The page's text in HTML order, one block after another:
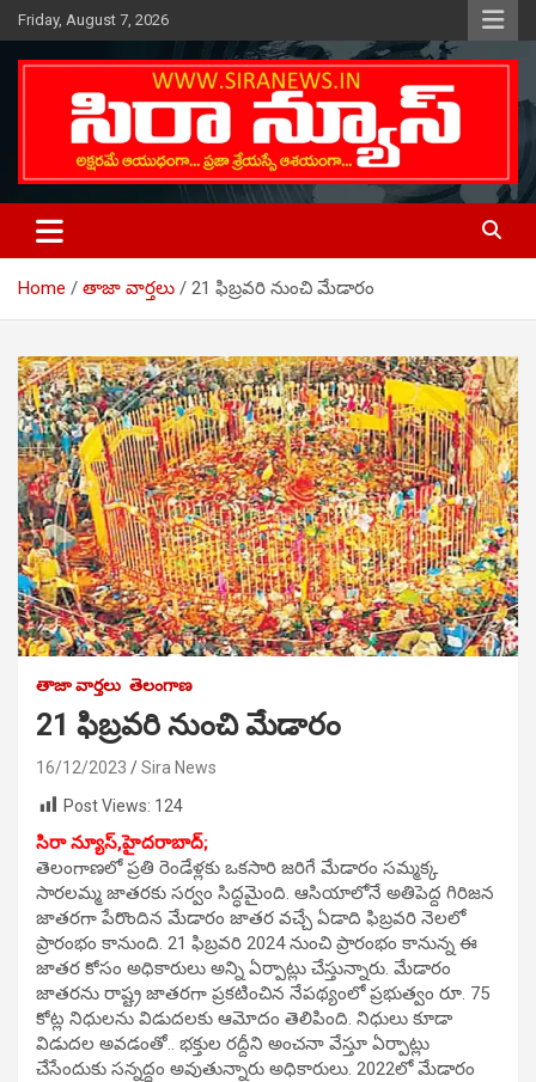
Skip
to
content
Friday, August 7, 2026
SIRA NEWS
Telugu Online News Daily
Home తాజా వార్తలు 21 ఫిబ్రవరి నుంచి మేడారం
తాజా వార్తలు తెలంగాణ
21 ఫిబ్రవరి నుంచి మేడారం
16/12/2023
Sira News
Post Views: 124
సిరా న్యూస్,హైదరాబాద్;
తెలంగాణలో ప్రతి రెండేళ్లకు ఒకసారి జరిగే మేడారం సమ్మక్క
సారలమ్మ జాతరకు సర్వం సిద్ధమైంది. ఆసియాలోనే అతిపెద్ద గిరిజన
జాతరగా పేరొందిన మేడారం జాతర వచ్చే ఏడాది ఫిబ్రవరి నెలలో
ప్రారంభం కానుంది. 21 ఫిబ్రవరి 2024 నుంచి ప్రారంభం కానున్న ఈ
జాతర కోసం అధికారులు అన్ని ఏర్పాట్లు చేస్తున్నారు. మేడారం
జాతరను రాష్ట్ర జాతరగా ప్రకటించిన నేపథ్యంలో ప్రభుత్వం రూ. 75
కోట్ల నిధులను విడుదలకు ఆమోదం తెలిపింది. నిధులు కూడా
విడుదల అవడంతో.. భక్తుల రద్దీని అంచనా వేస్తూ ఏర్పాట్లు
చేసేందుకు సన్నద్ధం అవుతున్నారు అధికారులు. 2022లో మేడారం